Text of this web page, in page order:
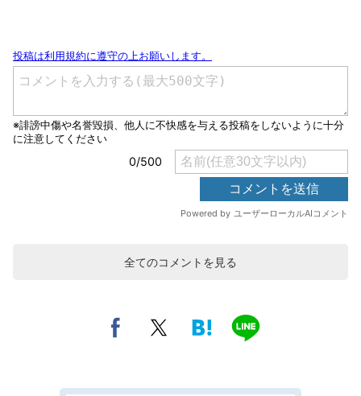
全てのコメントを見る